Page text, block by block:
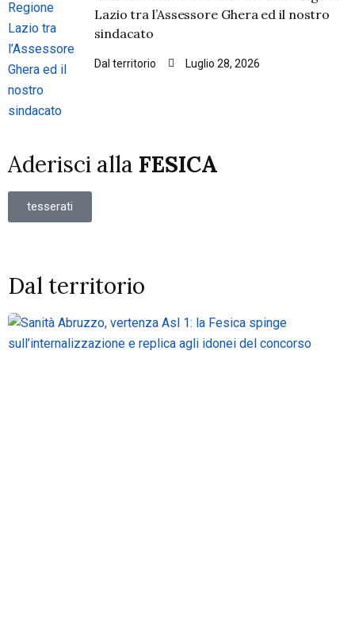
Lazio tra l’Assessore Ghera ed il nostro
sindacato
Dal territorio Luglio 28, 2026
Aderisci alla FESICA
tesserati
Dal territorio